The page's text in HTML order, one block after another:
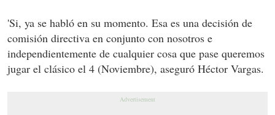
'Si, ya se habló en su momento. Esa es una decisión de
comisión directiva en conjunto con nosotros e
independientemente de cualquier cosa que pase queremos
jugar el clásico el 4 (Noviembre), aseguró Héctor Vargas.